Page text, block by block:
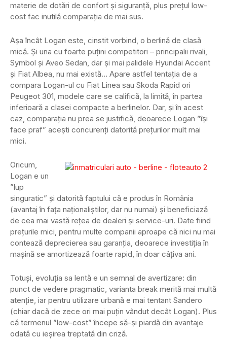
materie de dotări de confort și siguranță, plus prețul low-
cost fac inutilă comparația de mai sus.
Așa încât Logan este, cinstit vorbind, o berlină de clasă
mică. Și una cu foarte puțini competitori – principalii rivali,
Symbol și Aveo Sedan, dar și mai palidele Hyundai Accent
și Fiat Albea, nu mai există… Apare astfel tentația de a
compara Logan-ul cu Fiat Linea sau Skoda Rapid ori
Peugeot 301, modele care se califică, la limită, în partea
inferioară a clasei compacte a berlinelor. Dar, și în acest
caz, comparația nu prea se justifică, deoarece Logan ”își
face praf” acești concurenți datorită prețurilor mult mai
mici.
Oricum,
Logan e un
”lup
singuratic” și datorită faptului că e produs în România
(avantaj în fața naționaliștilor, dar nu numai) și beneficiază
de cea mai vastă rețea de dealeri și service-uri. Date fiind
prețurile mici, pentru multe companii aproape că nici nu mai
contează deprecierea sau garanția, deoarece investiția în
mașină se amortizează foarte rapid, în doar câțiva ani.
Totuși, evoluția sa lentă e un semnal de avertizare: din
punct de vedere pragmatic, varianta break merită mai multă
atenție, iar pentru utilizare urbană e mai tentant Sandero
(chiar dacă de zece ori mai puțin vândut decât Logan). Plus
că termenul ”low-cost” începe să-și piardă din avantaje
odată cu ieșirea treptată din criză.